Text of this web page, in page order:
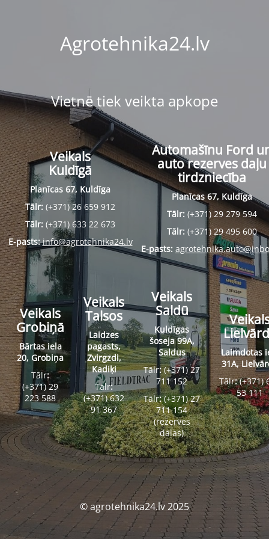
Agrotehnika24.lv
Vietnē tiek veikta apkope
Veikals
Kuldīgā
Planīcas 67, Kuldīga
Tālr: (+371) 26 659 912
Tālr: (+371) 633 22 673
E-pasts:info@agrotehnika24.lv
Automašīnu Ford
auto rezerves daļu
tirdzniecība
Planīcas 67, Kuldīga
Tālr: (+371) 29 279 594
Tālr: (+371) 29 495 600
E-pasts:
Veikals
Grobiņā
Bārtas iela
20, Grobiņa
Tālr:
(+371) 29
223 588
Veikals
Talsos
Laidzes
pagasts,
Zvirgzdi,
Kadiķi
Tālr:
(+371) 632
91 367
Veikals
Saldū
Kuldīgas
šoseja 99A,
Saldus
Tālr:(+371) 27
711 152
Tālr:(+371) 27
711 154
(rezerves
daļas)
Laimdotas
31A,
Tālr:(+371)
53 111
© agrotehnika24.lv 2025